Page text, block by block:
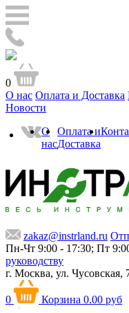
0
О нас Оплата и Доставка
Новости
О
нас
Оплата и
Доставка
zakaz@instrland.ru
Пн-Чт 9:00 - 17:30; Пт
руководству
г. Москва, ул. Чусовская,
0 Корзина 0.00 руб